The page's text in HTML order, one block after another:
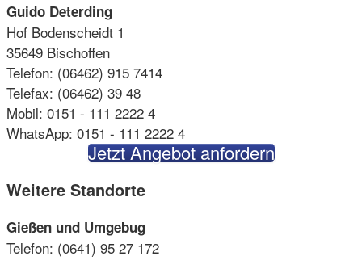
Guido Deterding
Hof Bodenscheidt 1
35649 Bischoffen
Telefon: (06462) 915 7414
Telefax: (06462) 39 48
Mobil: 0151 - 111 2222 4
WhatsApp: 0151 - 111 2222 4
Jetzt Angebot anfordern
Weitere Standorte
Gießen und Umgebug
Telefon: (0641) 95 27 172